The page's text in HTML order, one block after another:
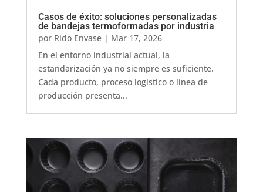
Casos de éxito: soluciones personalizadas
de bandejas termoformadas por industria
por Rido Envase| Mar 17, 2026
En el entorno industrial actual, la
estandarización ya no siempre es suficiente.
Cada producto, proceso logístico o línea de
producción presenta...